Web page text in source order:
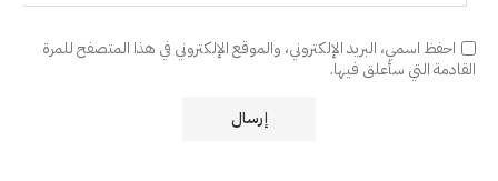
احفظ اسمي، البريد الإلكتروني، والموقع الإلكتروني في هذا المتصفح للمرة
القادمة التي سأعلق فيها.